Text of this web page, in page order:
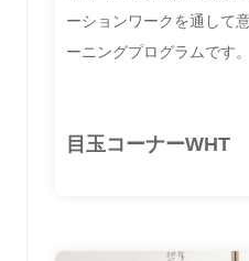
ーションワークを通して
ーニングプログラムです。
目玉コーナーWHT